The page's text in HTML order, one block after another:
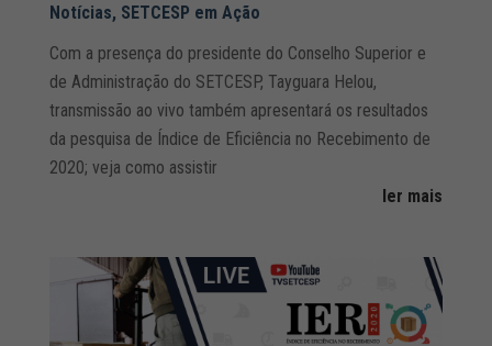
Notícias, SETCESP em Ação
Com a presença do presidente do Conselho Superior e
de Administração do SETCESP, Tayguara Helou,
transmissão ao vivo também apresentará os resultados
da pesquisa de Índice de Eficiência no Recebimento de
2020; veja como assistir
ler mais